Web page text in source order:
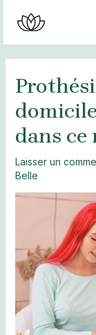
contenu
dans ce
Laisser un
Belle